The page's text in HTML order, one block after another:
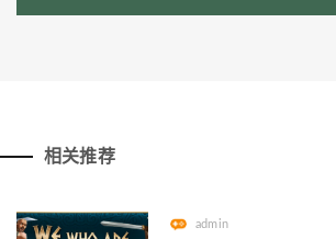
相关推荐
admin